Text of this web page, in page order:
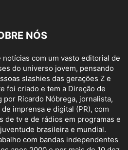
NÓS
notícias com um vasto editorial de
do universo jovem, pensando
slashies das gerações Z e
foi criado e tem a Direção de
por Ricardo Nóbrega, jornalista,
imprensa e digital (PR), com
de tv e de rádios em programas e
brasileira e mundial.
com bandas independentes